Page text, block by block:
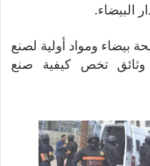
البيضاء.
بيضاء ومواد أولية لصنع
وثائق تخص كيفية صنع